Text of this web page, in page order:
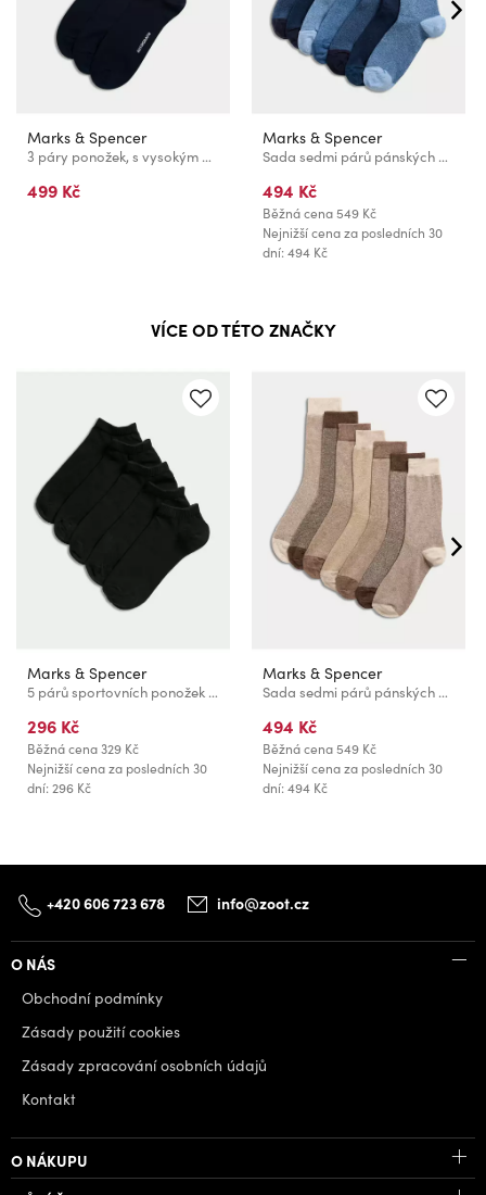
Marks & Spencer
3 páry ponožek, s vysokým podílem egyptské bavlny Marks & Spencer námořnická modrá
499 Kč
Marks & Spencer
Sada sedmi párů pánských ponožek Marks & Spencer
494 Kč
Běžná cena549 Kč
Nejnižší cena za posledních 30
dní: 494 Kč
VÍCE OD TÉTO ZNAČKY
Marks & Spencer
5 párů sportovních ponožek s technologií Cool & Fresh™ Marks & Spencer černá
296 Kč
Běžná cena329 Kč
Nejnižší cena za posledních 30
dní: 296 Kč
Marks & Spencer
Sada sedmi párů pánských ponožek v hnědé barvě Marks & Spencer
494 Kč
Běžná cena549 Kč
Nejnižší cena za posledních 30
dní: 494 Kč
+420 606 723 678 info@zoot.cz
O NÁS
Obchodní podmínky
Zásady použití cookies
Zásady zpracování osobních údajů
Kontakt
O NÁKUPU